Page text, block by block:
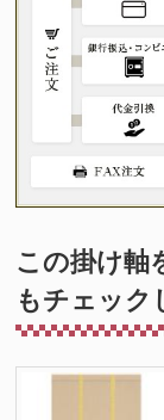
この掛け軸
もチェック